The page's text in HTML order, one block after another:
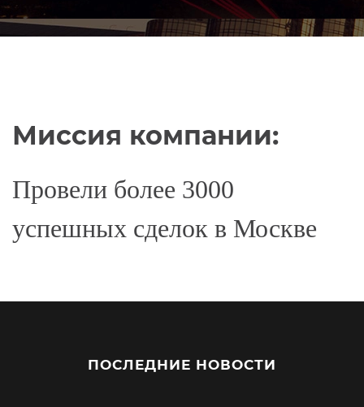
Миссия компании:
Провели более 3000
успешных сделок в Москве
ПОСЛЕДНИЕ НОВОСТИ